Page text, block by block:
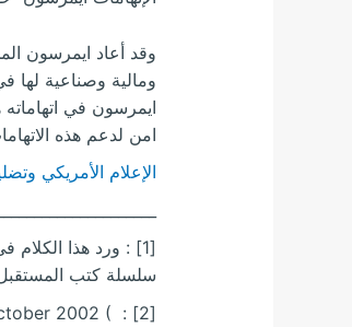
ايمرسون في
امن لدعم هذه
الإعلام الأمريكي
[1] : ورد هذا الكلام
سلسلة كتب المستقبل
2002 (